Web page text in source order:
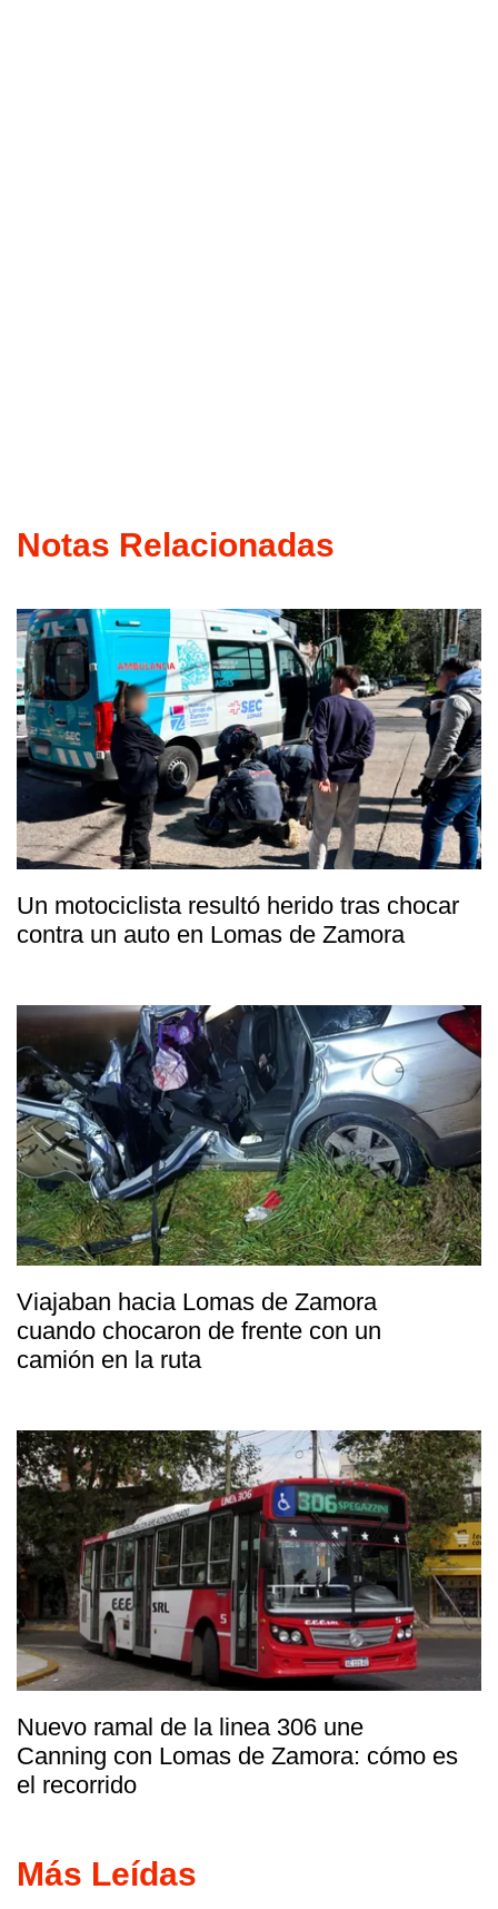
Notas Relacionadas
Un motociclista resultó herido tras chocar
contra un auto en Lomas de Zamora
Viajaban hacia Lomas de Zamora
cuando chocaron de frente con un
camión en la ruta
Nuevo ramal de la linea 306 une
Canning con Lomas de Zamora: cómo es
el recorrido
Más Leídas